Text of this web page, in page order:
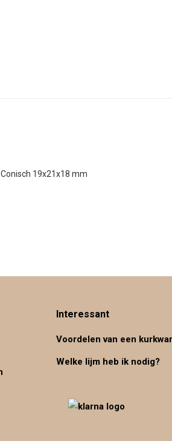
Conisch 19x21x18 mm
Interessant
Voordelen van een
Welke lijm heb ik nodig?